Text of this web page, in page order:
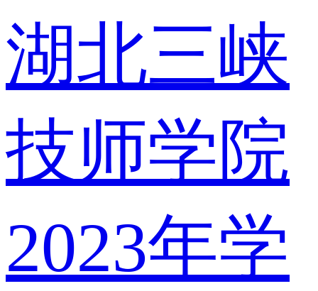
湖北三峡
技师学院
2023年学